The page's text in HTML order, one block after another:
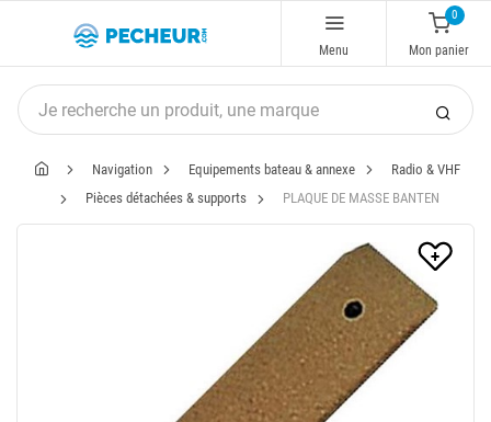
Menu
0
Mon panier
Navigation Equipements bateau & annexe
Radio & VHF
Pièces détachées & supports
PLAQUE DE MASSE BANTEN